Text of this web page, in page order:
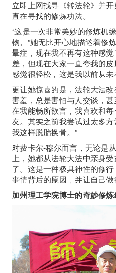
立即上网找寻《转法轮》并
直在寻找的修炼功法。
“这是一次非常美妙的修炼机
物。”她无比开心地描述着修
晕症，现在我不再有这种感
差，但现在大家一直夸我的
感觉很轻松，这是我以前从未
更让她惊喜的是，法轮大法
害羞，总是害怕与人交谈，
在我能畅所欲言，我喜欢和
友。其实之前我尝试过太多
我这样脱胎换骨。”
对费卡尔-穆尔而言，无论是
上，她都从法轮大法中亲身
了。这是一种极具神性的修
事情背后的原因，并让自己做
加州理工学院博士的奇妙修